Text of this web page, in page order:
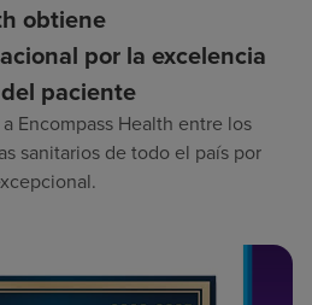
obtiene
por la excelencia
paciente
Encompass Health entre los
sanitarios de todo el país por